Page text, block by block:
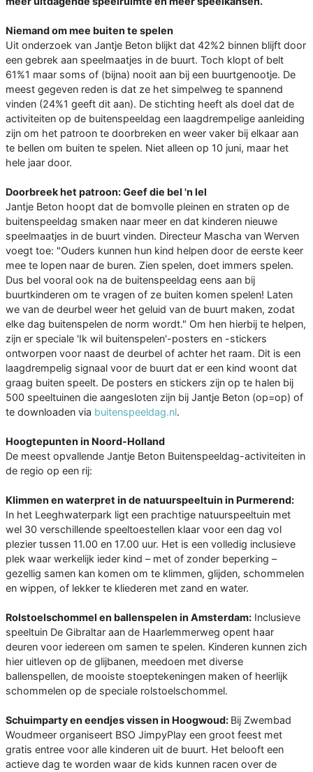
Niemand om mee buiten te spelen
Uit onderzoek van Jantje Beton blijkt dat 42%2 binnen blijft door
een gebrek aan speelmaatjes in de buurt. Toch klopt of belt
61%1 maar soms of (bijna) nooit aan bij een buurtgenootje. De
meest gegeven reden is dat ze het simpelweg te spannend
vinden (24%1 geeft dit aan). De stichting heeft als doel dat de
activiteiten op de buitenspeeldag een laagdrempelige aanleiding
zijn om het patroon te doorbreken en weer vaker bij elkaar aan
te bellen om buiten te spelen. Niet alleen op 10 juni, maar het
hele jaar door.
Doorbreek het patroon: Geef die bel 'n lel
Jantje Beton hoopt dat de bomvolle pleinen en straten op de
buitenspeeldag smaken naar meer en dat kinderen nieuwe
speelmaatjes in de buurt vinden. Directeur Mascha van Werven
voegt toe: "Ouders kunnen hun kind helpen door de eerste keer
mee te lopen naar de buren. Zien spelen, doet immers spelen.
Dus bel vooral ook na de buitenspeeldag eens aan bij
buurtkinderen om te vragen of ze buiten komen spelen! Laten
we van de deurbel weer het geluid van de buurt maken, zodat
elke dag buitenspelen de norm wordt." Om hen hierbij te helpen,
zijn er speciale 'Ik wil buitenspelen'-posters en -stickers
ontworpen voor naast de deurbel of achter het raam. Dit is een
laagdrempelig signaal voor de buurt dat er een kind woont dat
graag buiten speelt. De posters en stickers zijn op te halen bij
500 speeltuinen die aangesloten zijn bij Jantje Beton (op=op) of
te downloaden via buitenspeeldag.nl.
Hoogtepunten in Noord-Holland
De meest opvallende Jantje Beton Buitenspeeldag-activiteiten in
de regio op een rij:
Klimmen en waterpret in de natuurspeeltuin in Purmerend:
In het Leeghwaterpark ligt een prachtige natuurspeeltuin met
wel 30 verschillende speeltoestellen klaar voor een dag vol
plezier tussen 11.00 en 17.00 uur. Het is een volledig inclusieve
plek waar werkelijk ieder kind – met of zonder beperking –
gezellig samen kan komen om te klimmen, glijden, schommelen
en wippen, of lekker te kliederen met zand en water.
Rolstoelschommel en ballenspelen in Amsterdam: Inclusieve
speeltuin De Gibraltar aan de Haarlemmerweg opent haar
deuren voor iedereen om samen te spelen. Kinderen kunnen zich
hier uitleven op de glijbanen, meedoen met diverse
ballenspellen, de mooiste stoeptekeningen maken of heerlijk
schommelen op de speciale rolstoelschommel.
Schuimparty en eendjes vissen in Hoogwoud: Bij Zwembad
Woudmeer organiseert BSO JimpyPlay een groot feest met
gratis entree voor alle kinderen uit de buurt. Het belooft een
actieve dag te worden waar de kids kunnen racen over de